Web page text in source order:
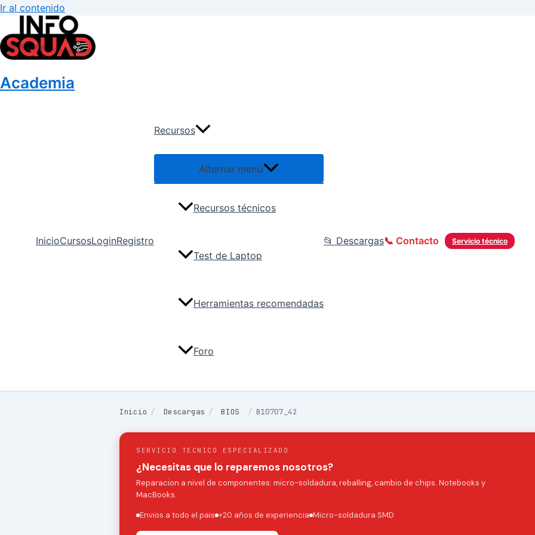
Ir al contenido
Academia
InicioCursosLoginRegistro
Recursos
Alternar menú
Recursos técnicos
Test de Laptop
Herramientas recomendadas
Foro
📂 Descargas Servicio técnico
📞 Contacto
Inicio / Descargas / BIOS / B10707_42
SERVICIO TECNICO ESPECIALIZADO
¿Necesitas que lo reparemos nosotros?
Reparacion a nivel de componentes: micro-soldadura, reballing, cambio de chips. Notebooks y
MacBooks.
Envios a todo el pais +20 años de experiencia Micro-soldadura SMD